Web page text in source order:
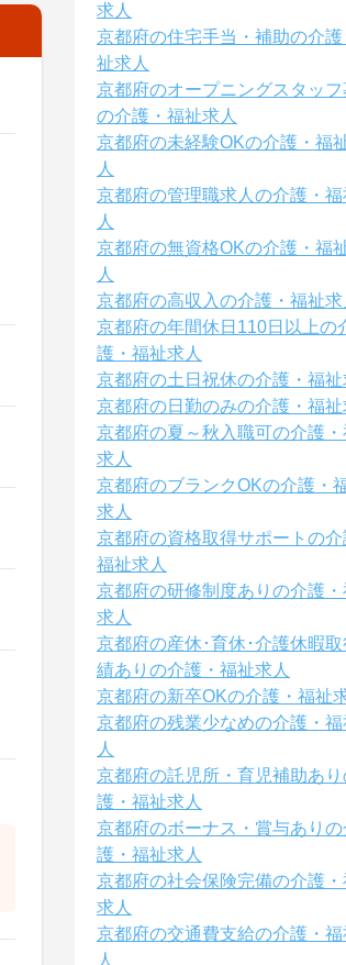
求人
京都府の住宅手当・補助の介護
祉求人
京都府のオープニングスタッ
の介護・福祉求人
京都府の未経験OKの介護・福
人
京都府の管理職求人の介護・
人
京都府の無資格OKの介護・福
人
京都府の高収入の介護・福祉求
京都府の年間休日110日以上の
護・福祉求人
京都府の土日祝休の介護・福祉
京都府の日勤のみの介護・福祉
京都府の夏～秋入職可の介護・
求人
京都府のブランクOKの介護・
求人
京都府の資格取得サポートの介
福祉求人
京都府の研修制度ありの介護・
求人
京都府の産休･育休･介護休暇取
績ありの介護・福祉求人
京都府の新卒OKの介護・福祉
京都府の残業少なめの介護・
人
京都府の託児所・育児補助あり
護・福祉求人
京都府のボーナス・賞与ありの
護・福祉求人
京都府の社会保険完備の介護・
求人
京都府の交通費支給の介護・
人